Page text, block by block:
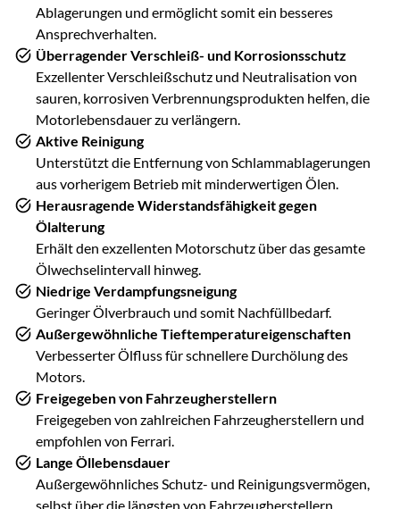
Ablagerungen und ermöglicht somit ein besseres
Ansprechverhalten.
Überragender Verschleiß- und Korrosionsschutz
Exzellenter Verschleißschutz und Neutralisation von
sauren, korrosiven Verbrennungsprodukten helfen, die
Motorlebensdauer zu verlängern.
Aktive Reinigung
Unterstützt die Entfernung von Schlammablagerungen
aus vorherigem Betrieb mit minderwertigen Ölen.
Herausragende Widerstandsfähigkeit gegen
Ölalterung
Erhält den exzellenten Motorschutz über das gesamte
Ölwechselintervall hinweg.
Niedrige Verdampfungsneigung
Geringer Ölverbrauch und somit Nachfüllbedarf.
Außergewöhnliche Tieftemperatureigenschaften
Verbesserter Ölfluss für schnellere Durchölung des
Motors.
Freigegeben von Fahrzeugherstellern
Freigegeben von zahlreichen Fahrzeugherstellern und
empfohlen von Ferrari.
Lange Öllebensdauer
Außergewöhnliches Schutz- und Reinigungsvermögen,
selbst über die längsten von Fahrzeugherstellern